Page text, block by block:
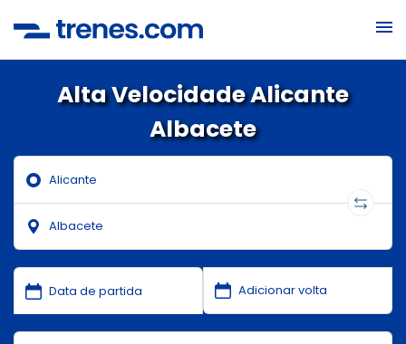
Alta Velocidade Alicante
Albacete